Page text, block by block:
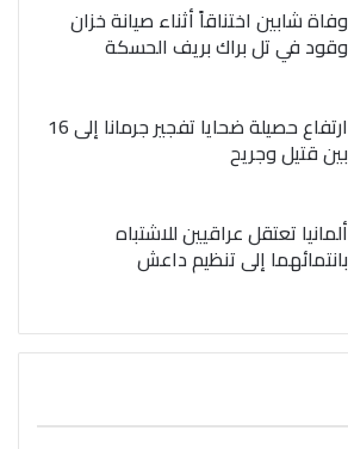
وفاة شابين اختناقاً أثناء صيانة خزان
وقود في تل براك بريف الحسكة
ارتفاع حصيلة ضحايا تفجير جرمانا إلى 16
بين قتيل وجريح
ألمانيا تعتقل عراقيين للاشتباه
بانتمائهما إلى تنظيم داعش